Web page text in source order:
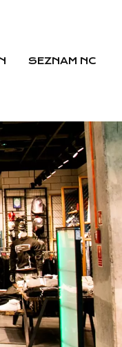
SEZNAM NC